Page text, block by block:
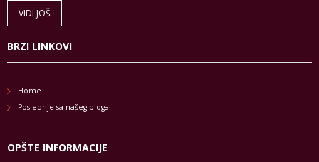
VIDI JOŠ
BRZI LINKOVI
Home
Poslednje sa našeg bloga
OPŠTE INFORMACIJE